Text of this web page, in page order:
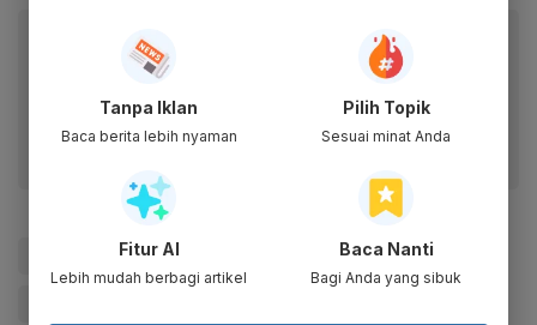
Baca artikel ini lewat aplikasi mobile.
Dapatkan pengalaman membaca lebih nyaman dan nikmati
fitur menarik lainnya lewat aplikasi mobile Katadata.
#KatadataGreenCOP29 #Prabowo
Tanpa Iklan
Baca berita lebih nyaman
Pilih Topik
Sesuai minat Anda
Fitur AI
Lebih mudah berbagi artikel
Baca Nanti
Bagi Anda yang sibuk